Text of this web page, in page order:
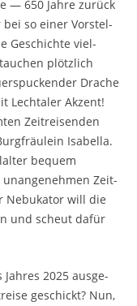
— 650 Jah­re zurück
bei so einer Vor­stel­
Geschich­te viel­
plötz­lich
Dra­che
Lech­ta­ler Akzent!
Zeit­rei­sen­den
Isa­bel­la.
bequem
unan­ge­neh­men Zeit­
Nebu­ka­tor will die
und scheut dafür
2025 aus­ge­
geschickt? Nun,